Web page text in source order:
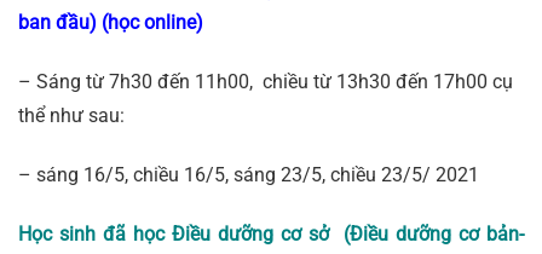
ban đầu) (học online)
– Sáng từ 7h30 đến 11h00, chiều từ 13h30 đến 17h00 cụ
thể như sau:
– sáng 16/5, chiều 16/5, sáng 23/5, chiều 23/5/ 2021
Học sinh đã học Điều dưỡng cơ sở (Điều dưỡng cơ bản-